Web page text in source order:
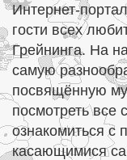
Интернет-
гости всех
Грейнинга. На
самую
посвящённую
посмотреть все
ознакомиться с
касающимися